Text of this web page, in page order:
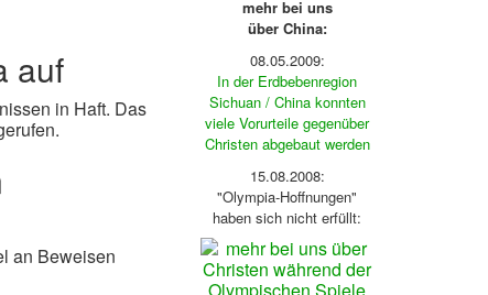
auf
in Haft. Das
an Beweisen
mehr bei uns
über China:
08.05.2009:
In der Erdbebenregion
Sichuan / China konnten
viele Vorurteile gegenüber
Christen abgebaut werden
15.08.2008:
"Olympia-Hoffnungen"
haben sich nicht erfüllt: